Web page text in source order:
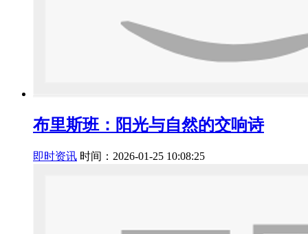
布里斯班：阳光与自然的交响诗
即时资讯 时间：2026-01-25 10:08:25